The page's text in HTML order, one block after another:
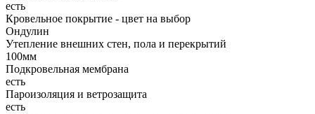
есть
Кровельное покрытие - цвет на выбор
Ондулин
Утепление внешних стен, пола и перекрытий
100мм
Подкровельная мембрана
есть
Пароизоляция и ветрозащита
есть